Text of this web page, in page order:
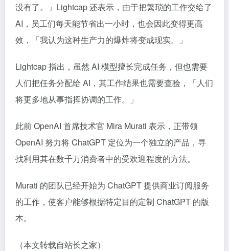
没有了。」Lightcap 还表示，由于把繁琐的工作交给了
AI，员工们每天能节省出一小时，也会因此变得更高
效，「我认为这种生产力的爆炸将变成现实。」
Lightcap 指出，虽然 AI 模型擅长完成任务，但也需要
人们把任务分配给 AI，其工作结果也需要查验，「人们
将更多地从事指挥协调的工作。」
此前 OpenAI 首席技术官 Mira Murati 表示，正带领
OpenAI 努力将 ChatGPT 定位为一个独立的产品，寻
找利用其在数千万消费者中的受欢迎程度的方法。
Murati 的团队已经开始为 ChatGPT 提供商业订阅服务
的工作，使客户能够根据特定目的定制 ChatGPT 的版
本。
（本文转载自站长之家）